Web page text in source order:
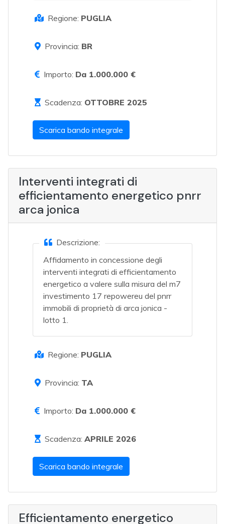
Regione: PUGLIA
Provincia: BR
Importo: Da 1.000.000 €
Scadenza: OTTOBRE 2025
Scarica bando integrale
Interventi integrati di
efficientamento energetico pnrr
arca jonica
Descrizione:
Affidamento in concessione degli
interventi integrati di efficientamento
energetico a valere sulla misura del m7
investimento 17 repowereu del pnrr
immobili di proprietà di arca jonica -
lotto 1.
Regione: PUGLIA
Provincia: TA
Importo: Da 1.000.000 €
Scadenza: APRILE 2026
Scarica bando integrale
Efficientamento energetico